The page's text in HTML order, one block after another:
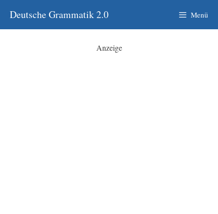
Inhalt
springen
Deutsche Grammatik 2.0 Menü
Anzeige